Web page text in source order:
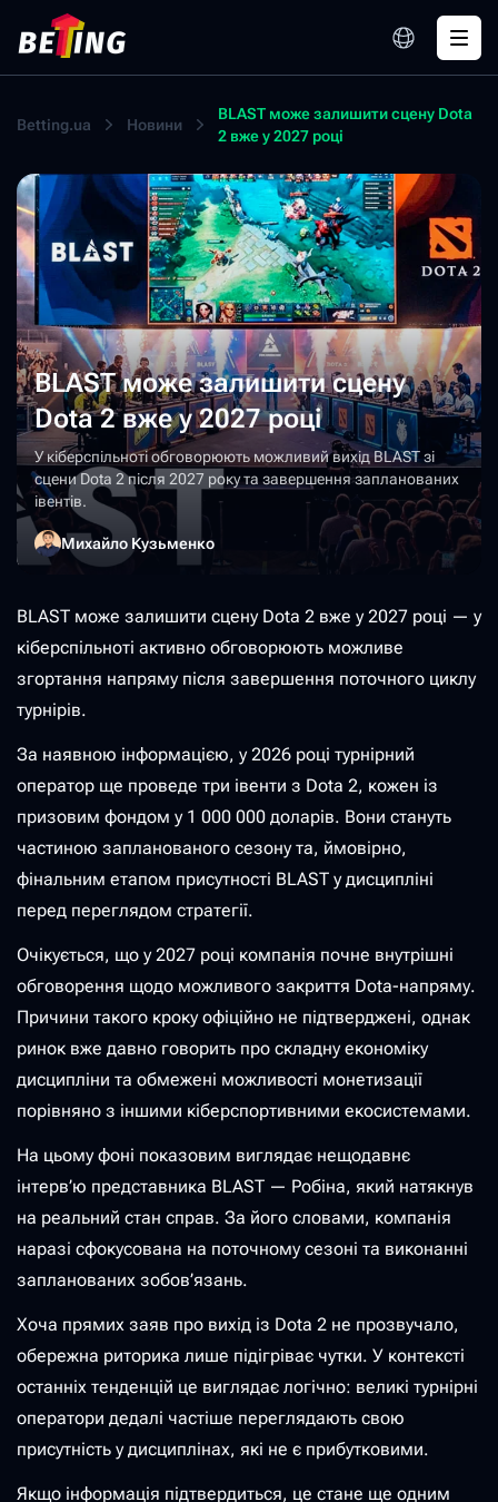
Betting.ua Новини
BLAST може залишити сцену Dota
2 вже у 2027 році
BLAST може залишити сцену
Dota 2 вже у 2027 році
У кіберспільноті обговорюють можливий вихід BLAST зі
сцени Dota 2 після 2027 року та завершення запланованих
івентів.
Михайло Кузьменко
BLAST може залишити сцену Dota 2 вже у 2027 році — у
кіберспільноті активно обговорюють можливе
згортання напряму після завершення поточного циклу
турнірів.
За наявною інформацією, у 2026 році турнірний
оператор ще проведе три івенти з Dota 2, кожен із
призовим фондом у 1 000 000 доларів. Вони стануть
частиною запланованого сезону та, ймовірно,
фінальним етапом присутності BLAST у дисципліні
перед переглядом стратегії.
Очікується, що у 2027 році компанія почне внутрішні
обговорення щодо можливого закриття Dota-напряму.
Причини такого кроку офіційно не підтверджені, однак
ринок вже давно говорить про складну економіку
дисципліни та обмежені можливості монетизації
порівняно з іншими кіберспортивними екосистемами.
На цьому фоні показовим виглядає нещодавнє
інтерв’ю представника BLAST — Робіна, який натякнув
на реальний стан справ. За його словами, компанія
наразі сфокусована на поточному сезоні та виконанні
запланованих зобов’язань.
Хоча прямих заяв про вихід із Dota 2 не прозвучало,
обережна риторика лише підігріває чутки. У контексті
останніх тенденцій це виглядає логічно: великі турнірні
оператори дедалі частіше переглядають свою
присутність у дисциплінах, які не є прибутковими.
Якщо інформація підтвердиться, це стане ще одним